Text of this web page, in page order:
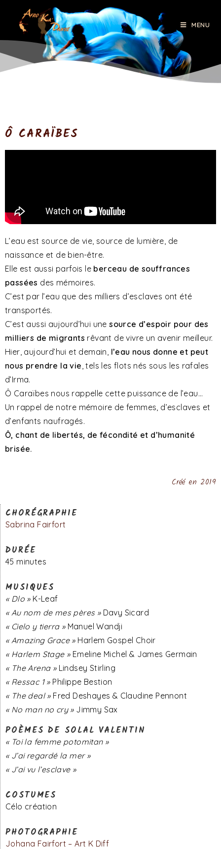
MENU
Ô CARAÏBES
L’eau est source de vie, source de lumière, de
naissance et de bien-être.
Elle est aussi parfois le berceau de souffrances
passées des mémoires.
C’est par l’eau que des milliers d’esclaves ont été
transportés.
C’est aussi aujourd’hui unesource d’espoir pour des
milliers de migrants rêvant de vivre un avenir meilleur.
Hier, aujourd’hui et demain, l’eau nous donne et peut
nous prendre la vie, tels les flots nés sous les rafales
d’Irma.
Ô Caraïbes nous rappelle cette puissance de l’eau…
Un rappel de notre mémoire de femmes, d’esclaves et
d’enfants naufragés.
Ô, chant de libertés, de fécondité et d’humanité
brisée.
Créé en 2019
CHORÉGRAPHIE
Sabrina Fairfort
DURÉE
45 minutes
MUSIQUES
« Dlo »K-Leaf
« Au nom de mes pères »Davy Sicard
« Cielo y tierra »Manuel Wandji
« Amazing Grace »Harlem Gospel Choir
« Harlem Stage »Emeline Michel & James Germain
« The Arena »Lindsey Stirling
« Ressac 1 »Philippe Bestion
« The deal »Fred Deshayes & Claudine Pennont
« No man no cry »Jimmy Sax
POÈMES DE SOLAL VALENTIN
« Toi la femme potomitan »
« J’ai regardé la mer »
« J’ai vu l’esclave »
COSTUMES
Célo création
PHOTOGRAPHIE
Johana Fairfort – Art K Diff